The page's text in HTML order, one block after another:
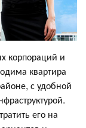
корпораций и
квартира
с удобной
его на